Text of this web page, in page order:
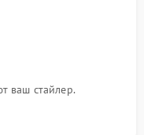
ваш стайлер.